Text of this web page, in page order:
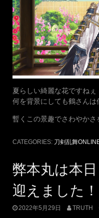
夏らしい綺麗な花ですねぇ
何を背景にしても鶴さん
暫くこの景趣でさわやかさ
CATEGORIES: 刀剣乱舞
弊本丸は本
迎えました！
2022年5月29日 TRUTH